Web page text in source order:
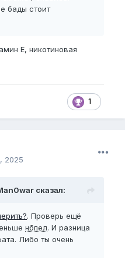
я достиг каких то да
спустя время)
стоит выполнять, а так
помогут ускорить
бады стоит
Е, никотиновая
1
2025
сказал:
. Проверь ещё
нбпел. И разница
Либо ты очень